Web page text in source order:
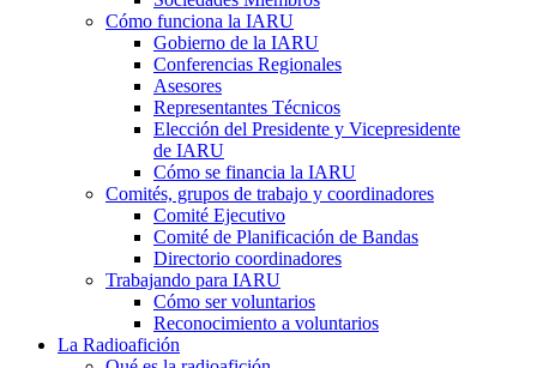
Cómo funciona la IARU
Gobierno de la IARU
Conferencias Regionales
Asesores
Representantes Técnicos
Elección del Presidente y Vicepresidente
de IARU
Cómo se financia la IARU
Comités, grupos de trabajo y coordinadores
Comité Ejecutivo
Comité de Planificación de Bandas
Directorio coordinadores
Trabajando para IARU
Cómo ser voluntarios
Reconocimiento a voluntarios
La Radioafición